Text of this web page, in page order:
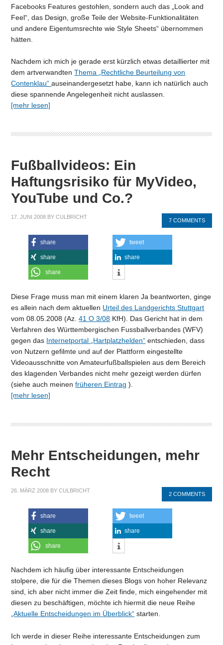
Facebooks Features gestohlen, sondern auch das „Look and
Feel“, das Design, große Teile der Website-Funktionalitäten
und andere Eigentumsrechte wie Style Sheets“ übernommen
hätten.
Nachdem ich mich je gerade erst kürzlich etwas detaillierter mit
dem artverwandtenThema „Rechtliche Beurteilung von
Contenklau“auseinandergesetzt habe, kann ich natürlich auch
diese spannende Angelegenheit nicht auslassen.
[mehr lesen]
Fußballvideos: Ein
Haftungsrisiko für MyVideo,
YouTube und Co.?
17. JUNI 2008 BYCULBRICHT
7 COMMENTS
share tweet
share share
share
Diese Frage muss man mit einem klaren Ja beantworten, ginge
es allein nach dem aktuellen Urteil des Landgerichts Stuttgart
vom 08.05.2008 (Az.41 O 3/08 KfH). Das Gericht hat in dem
Verfahren des Württembergischen Fussballverbandes (WFV)
gegen das Internetportal „Hartplatzhelden“ entschieden, dass
von Nutzern gefilmte und auf der Plattform eingestellte
Videoausschnitte von Amateurfußballspielen aus dem Bereich
des klagenden Verbandes nicht mehr gezeigt werden dürfen
(siehe auch meinenfrüheren Eintrag ).
[mehr lesen]
Mehr Entscheidungen, mehr
Recht
26. MÄRZ 2008 BYCULBRICHT
2 COMMENTS
share tweet
share share
share
Nachdem ich häufig über interessante Entscheidungen
stolpere, die für die Themen dieses Blogs von hoher Relevanz
sind, ich aber nicht immer die Zeit finde, mich eingehender mit
diesen zu beschäftigen, möchte ich hiermit die neue Reihe
„Aktuelle Entscheidungen im Überblick“ starten.
Ich werde in dieser Reihe interessante Entscheidungen zum